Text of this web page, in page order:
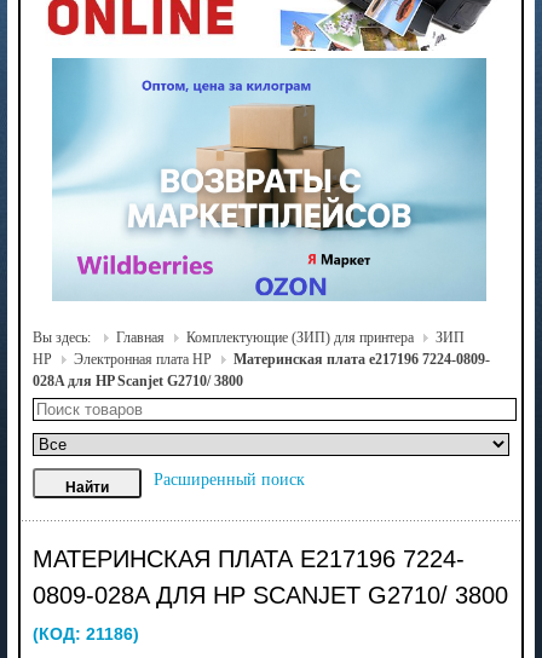
Вы здесь: Главная Комплектующие (ЗИП) для принтера
ЗИП
HP
Электронная плата HP
Материнская плата e217196 7224-0809-
028A для HP Scanjet G2710/ 3800
Расширенный поиск
МАТЕРИНСКАЯ ПЛАТА E217196 7224-
0809-028A ДЛЯ HP SCANJET G2710/ 3800
(КОД: 21186)